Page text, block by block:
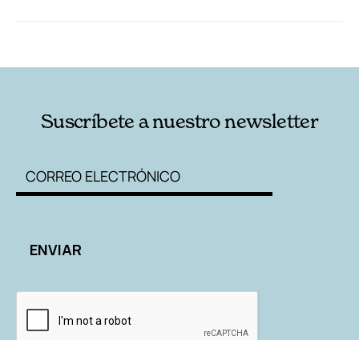
Suscríbete a nuestro newsletter